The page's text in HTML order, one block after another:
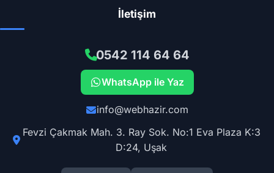
İletişim
0542 114 64 64
WhatsApp ile Yaz
info@webhazir.com
Fevzi Çakmak Mah. 3. Ray Sok. No:1 Eva Plaza K:3
D:24, Uşak